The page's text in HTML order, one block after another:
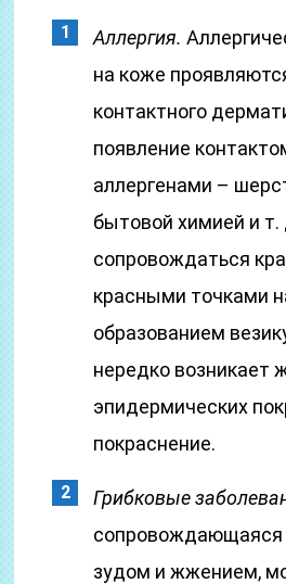
Аллергия.
на коже
контактного
появление
аллергенами –
бытовой химией и
сопровождаться
красными точками
образованием
нередко возникает
эпидермических
покраснение.
Грибковые
зудом и жжением,